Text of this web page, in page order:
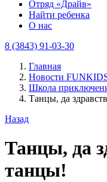
Отряд «Драйв»
Найти ребенка
О нас
8 (3843) 91-03-30
Главная
Новости
Школа
Танцы, да
Назад
Танцы, да
танцы!